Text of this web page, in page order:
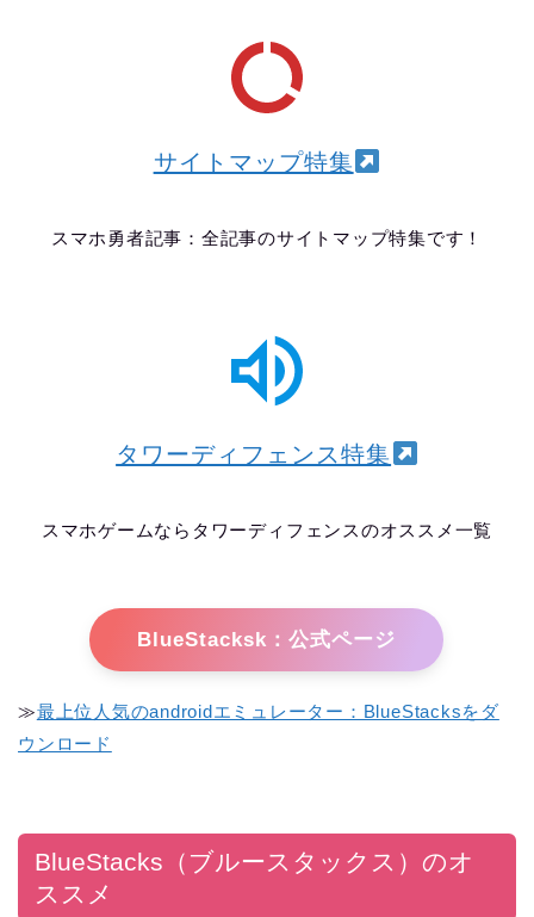
サイトマップ特集
スマホ勇者記事：全記事のサイトマップ特集です！
タワーディフェンス特集
スマホゲームならタワーディフェンスのオススメ一覧
BlueStacksk：公式ページ
≫最上位人気のandroidエミュレーター：BlueStacksをダ
ウンロード
BlueStacks（ブルースタックス）のオ
ススメ